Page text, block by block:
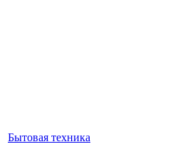
Бытовая техника